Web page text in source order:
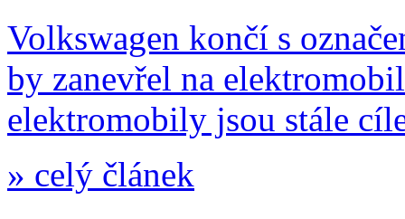
Volkswagen končí s
by zanevřel na
elektromobily jsou stále
» celý článek